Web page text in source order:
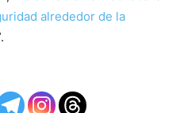
alrededor de la